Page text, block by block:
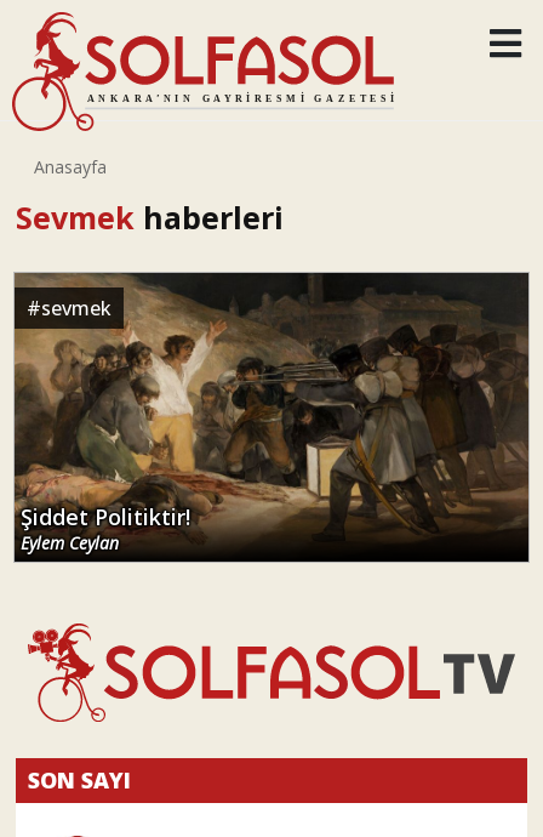
Anasayfa
Sevmek haberleri
#sevmek
Şiddet Politiktir!
Eylem Ceylan
SON SAYI